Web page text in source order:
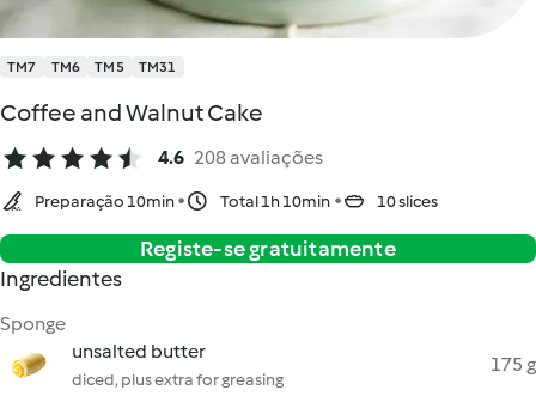
TM7 TM6 TM5 TM31
Coffee and Walnut Cake
4.6 208 avaliações
Preparação 10min Total 1h 10min 10 slices
Registe-se gratuitamente
Ingredientes
Sponge
unsalted butter
diced, plus extra for greasing
175 g